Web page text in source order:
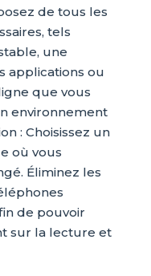
de tous les
tels
une
applications ou
que vous
environnement
: Choisissez un
où vous
Éliminez les
de pouvoir
sur la lecture et